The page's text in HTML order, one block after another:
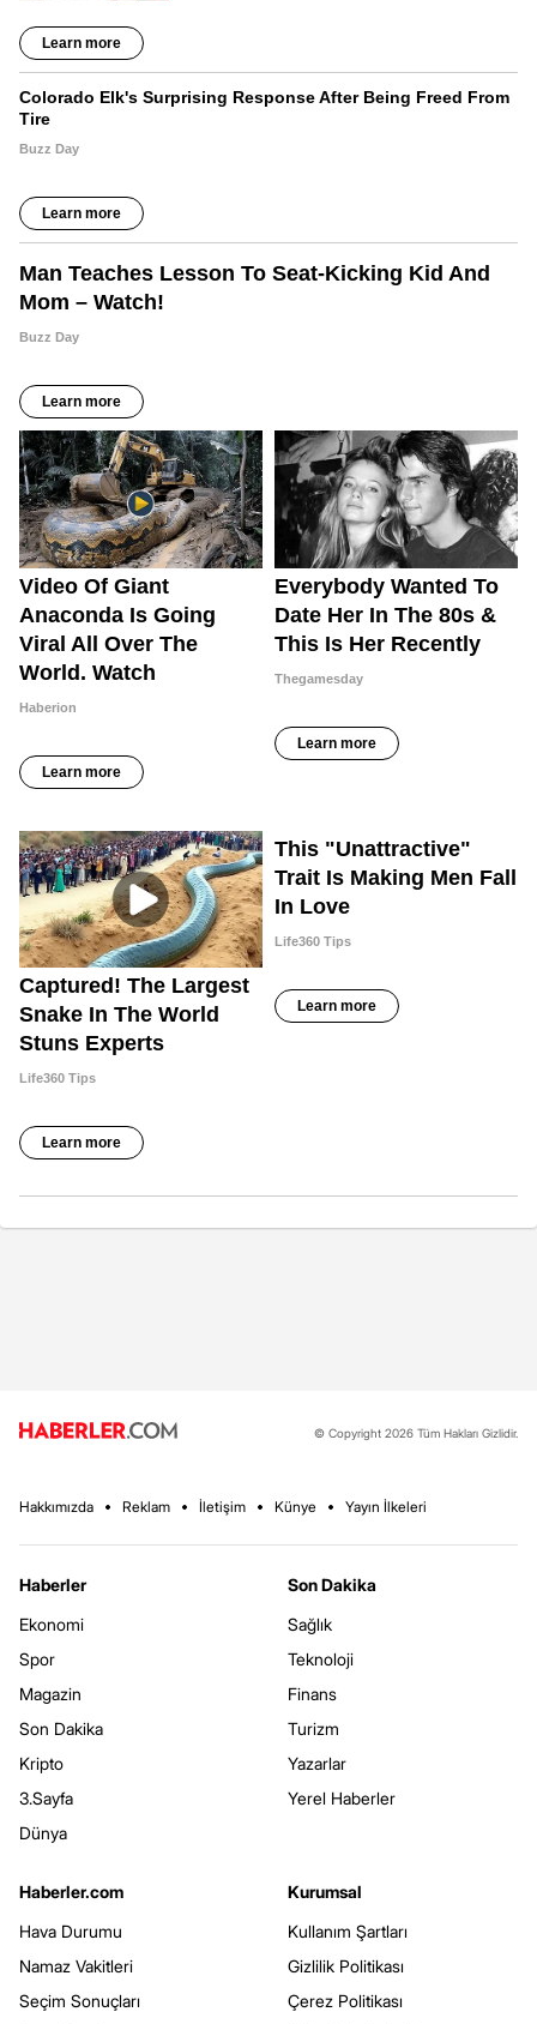
© Copyright 2026 Tüm Hakları Gizlidir.
Hakkımızda Reklam İletişim Künye Yayın İlkeleri
Haberler
Ekonomi
Spor
Magazin
Son Dakika
Kripto
3.Sayfa
Dünya
Son Dakika
Sağlık
Teknoloji
Finans
Turizm
Yazarlar
Yerel Haberler
Haberler.com
Hava Durumu
Namaz Vakitleri
Seçim Sonuçları
Kurumsal
Kullanım Şartları
Gizlilik Politikası
Çerez Politikası